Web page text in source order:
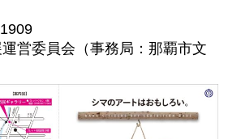
営委員会（事務局：那覇市文